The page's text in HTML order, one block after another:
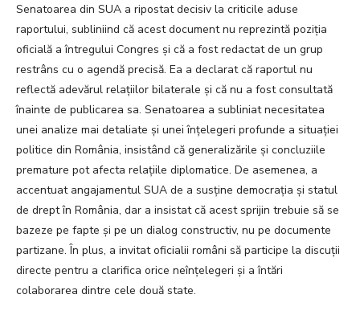
Senatoarea din SUA a ripostat decisiv la criticile aduse
raportului, subliniind că acest document nu reprezintă poziția
oficială a întregului Congres și că a fost redactat de un grup
restrâns cu o agendă precisă. Ea a declarat că raportul nu
reflectă adevărul relațiilor bilaterale și că nu a fost consultată
înainte de publicarea sa. Senatoarea a subliniat necesitatea
unei analize mai detaliate și unei înțelegeri profunde a situației
politice din România, insistând că generalizările și concluziile
premature pot afecta relațiile diplomatice. De asemenea, a
accentuat angajamentul SUA de a susține democrația și statul
de drept în România, dar a insistat că acest sprijin trebuie să se
bazeze pe fapte și pe un dialog constructiv, nu pe documente
partizane. În plus, a invitat oficialii români să participe la discuții
directe pentru a clarifica orice neînțelegeri și a întări
colaborarea dintre cele două state.